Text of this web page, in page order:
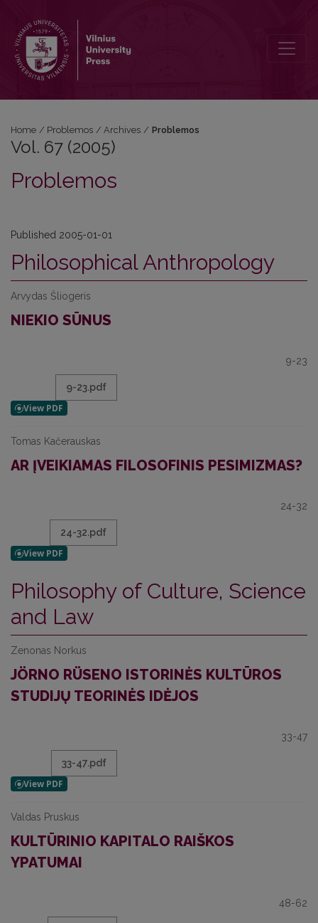
Home / Problemos / Archives / Problemos
Vol. 67 (2005)
Problemos
Published 2005-01-01
Philosophical Anthropology
Arvydas Šliogeris
NIEKIO SŪNUS
9-23
9-23.pdf
Tomas Kačerauskas
AR ĮVEIKIAMAS FILOSOFINIS PESIMIZMAS?
24-32
24-32.pdf
Philosophy of Culture, Science
and Law
Zenonas Norkus
JÖRNO RÜSENO ISTORINĖS KULTŪROS
STUDIJŲ TEORINĖS IDĖJOS
33-47
33-47.pdf
Valdas Pruskus
KULTŪRINIO KAPITALO RAIŠKOS
YPATUMAI
48-62